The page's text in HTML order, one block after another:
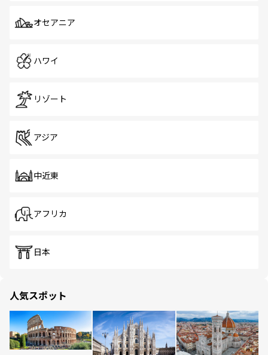
オセアニア
ハワイ
リゾート
アジア
中近東
アフリカ
日本
人気スポット